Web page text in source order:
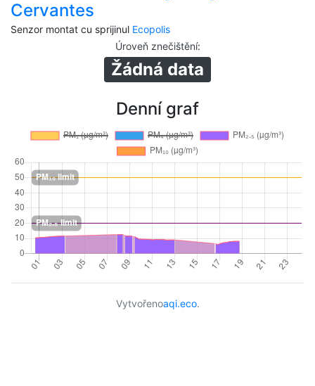
Cervantes
Senzor montat cu sprijinul Ecopolis
Úroveň znečištění:
Žádná data
Denní graf
Vytvořenoaqi.eco.